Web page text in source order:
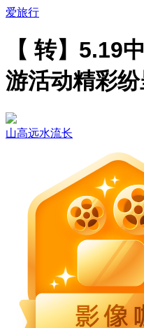
爱旅行
【 转】5.19
游活动精彩
山高远水流长